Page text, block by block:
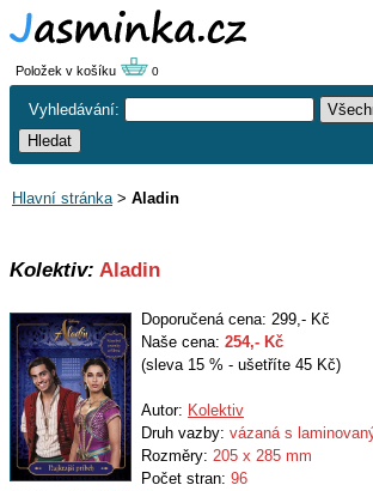
Položek v košíku 0
Vyhledávání:
Hlavní stránka> Aladin
Kolektiv: Aladin
Doporučená cena: 299,- Kč
Naše cena: 254,- Kč
(sleva 15 % - ušetříte 45 Kč)
Autor: Kolektiv
Druh vazby: vázaná s
Rozměry: 205 x 285 mm
Počet stran: 96